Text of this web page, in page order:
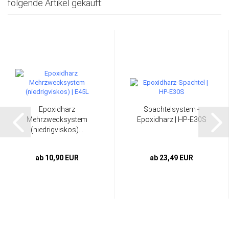
folgende Artikel gekauft:
Epoxidharz
Mehrzwecksystem
(niedrigviskos)...
ab 10,90 EUR
Spachtelsystem -
Epoxidharz | HP-E30S
ab 23,49 EUR